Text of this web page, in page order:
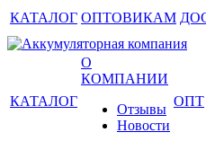
КАТАЛОГ ОПТОВИКАМ
КАТАЛОГ
О
КОМПАНИИ
Отзывы
Новости
ОПТ